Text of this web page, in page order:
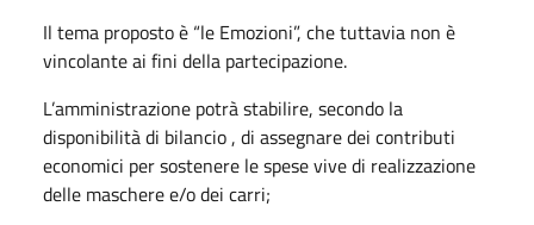
Il tema proposto è “le Emozioni”, che tuttavia non è
vincolante ai fini della partecipazione.
L’amministrazione potrà stabilire, secondo la
disponibilità di bilancio , di assegnare dei contributi
economici per sostenere le spese vive di realizzazione
delle maschere e/o dei carri;